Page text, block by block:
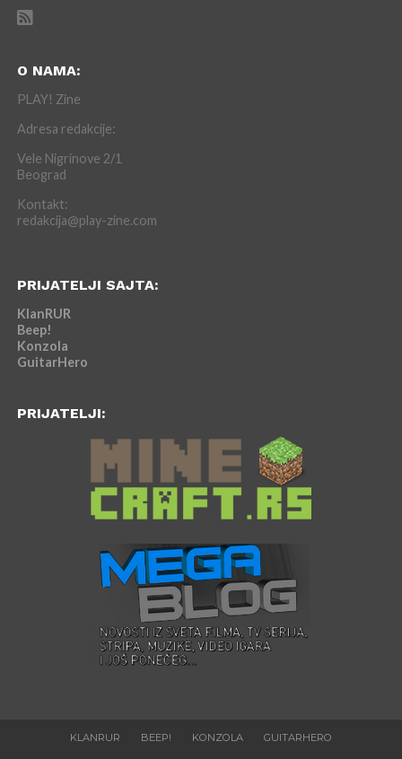
O NAMA:
PLAY! Zine
Adresa redakcije:
Vele Nigrinove 2/1
Beograd
Kontakt:
redakcija@play-zine.com
PRIJATELJI SAJTA:
KlanRUR
Beep!
Konzola
GuitarHero
PRIJATELJI:
KLANRUR BEEP! KONZOLA GUITARHERO